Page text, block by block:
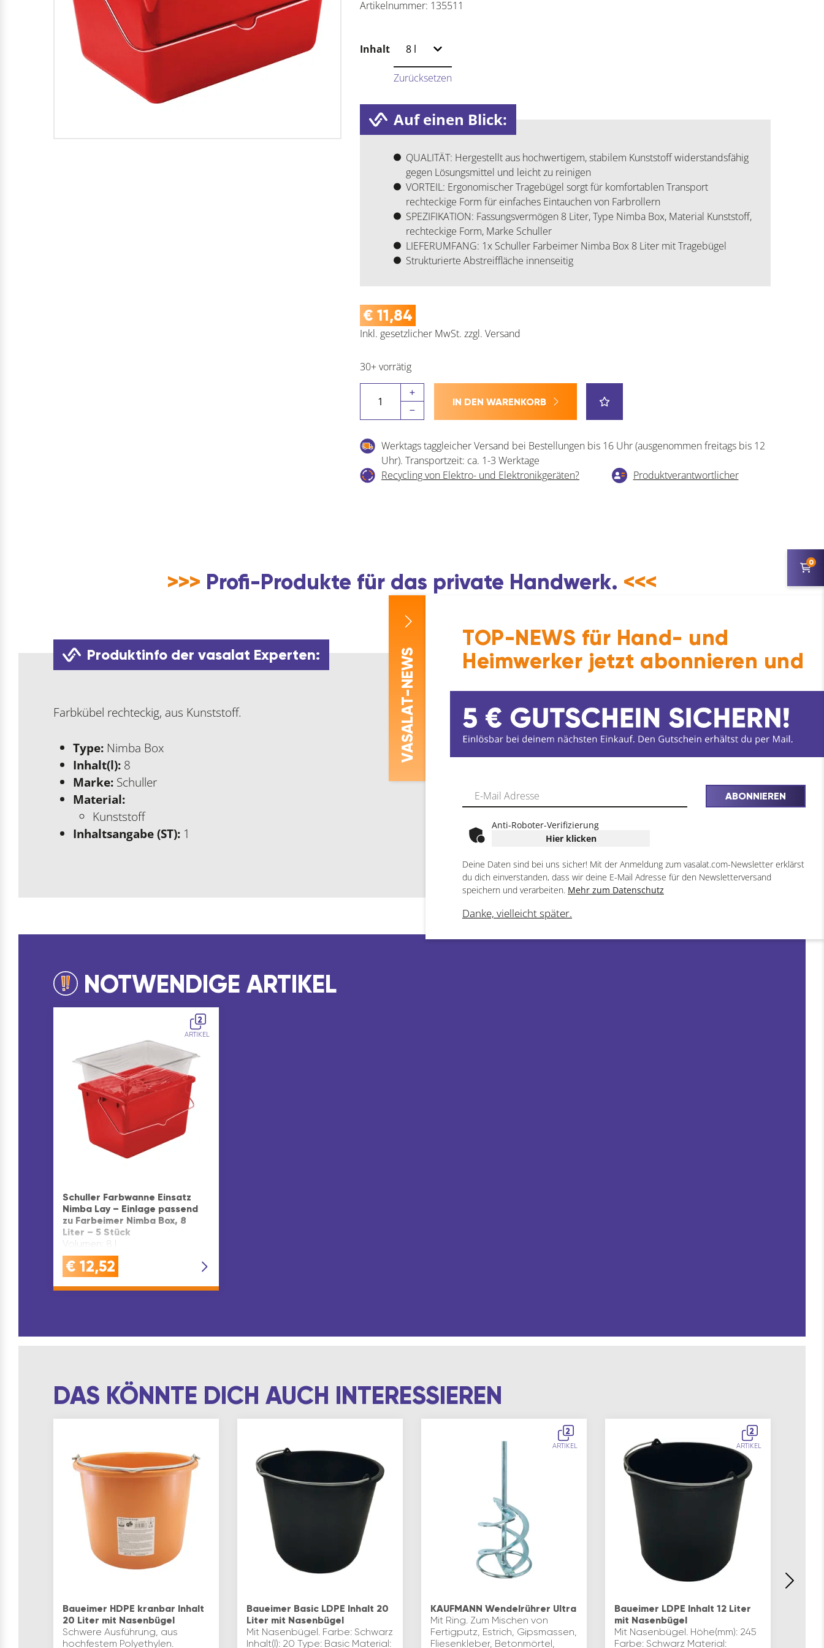
Artikelnummer: 135511
Inhalt
Zurücksetzen
Auf einen Blick:
QUALITÄT: Hergestellt aus hochwertigem, stabilem Kunststoff widerstandsfähig
gegen Lösungsmittel und leicht zu reinigen
VORTEIL: Ergonomischer Tragebügel sorgt für komfortablen Transport 
rechteckige Form für einfaches Eintauchen von Farbrollern
SPEZIFIKATION: Fassungsvermögen 8 Liter, Type Nimba Box, Material Kunststoff,
rechteckige Form, Marke Schuller
LIEFERUMFANG: 1x Schuller Farbeimer Nimba Box 8 Liter mit Tragebügel
Strukturierte Abstreiffläche innenseitig
€ 11,84
Inkl. gesetzlicher MwSt. zzgl. Versand
30+ vorrätig
Farbeimer
Nimba
Kunststoff
Tragebügel
IN DEN WARENKORB
Werktags taggleicher Versand bei Bestellungen bis 16 Uhr (ausgenommen freitags bis 12
Uhr). Transportzeit: ca. 1-3 Werktage
Recycling von Elektro- und Elektronikgeräten?
Produktverantwortlicher
>>> Profi-Produkte für das private Handwerk. <<<
Produktinfo der vasalat Experten:
Farbkübel rechteckig, aus Kunststoff.
Type: Nimba Box
Inhalt(l): 8
Marke: Schuller
Material:
Kunststoff
Inhaltsangabe (ST): 1
NOTWENDIGE ARTIKEL
2
ARTIKEL
Schuller Farbwanne Einsatz
Nimba Lay – Einlage passend
zu Farbeimer Nimba Box, 8
Liter – 5 Stück
Volumen: 8 l
€ 12,52
DAS KÖNNTE DICH AUCH INTERESSIEREN
Baueimer HDPE kranbar Inhalt
20 Liter mit Nasenbügel
Schwere Ausführung, aus
hochfestem Polyethylen.
Baueimer Basic LDPE Inhalt 20
Liter mit Nasenbügel
Mit Nasenbügel. Farbe: Schwarz
Inhalt(l): 20 Type: Basic Material:
2
ARTIKEL
KAUFMANN Wendelrührer Ultra
Mit Ring. Zum Mischen von
Fertigputz, Estrich, Gipsmassen,
Fliesenkleber, Betonmörtel,
2
ARTIKEL
Baueimer LDPE Inhalt 12 Liter
mit Nasenbügel
Mit Nasenbügel. Höhe(mm): 245
Farbe: Schwarz Material:
0
V
ASALAT
-NEWS
TOP-NEWS für Hand- und
Heimwerker jetzt abonnieren und
ABONNIEREN
Anti-Roboter-Verifizierung
Hier klicken
Deine Daten sind bei uns sicher! Mit der Anmeldung zum vasalat.com-Newsletter erklärst
du dich einverstanden, dass wir deine E-Mail Adresse für den Newsletterversand
speichern und verarbeiten. Mehr zum Datenschutz
Danke, vielleicht später.